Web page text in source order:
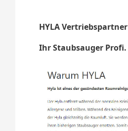
HYLA Vertriebspartner
Ihr Staubsauger Profi.